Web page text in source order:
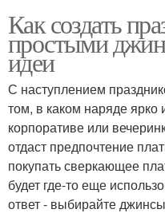
Как создать
простыми
идеи
С наступлением
том, в каком наряде ярко
корпоративе или
отдаст предпочтение
покупать сверкающее
будет где-то еще
ответ - выбирайте